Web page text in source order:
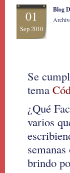
01
Sep 2010
Blog
Se
tema
¿Qué
varios
brindo